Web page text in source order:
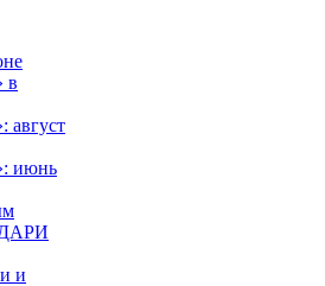
в
август
июнь
и